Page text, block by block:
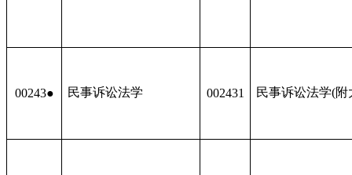
00243● 民事诉讼法学 002431 民事诉讼法学(附